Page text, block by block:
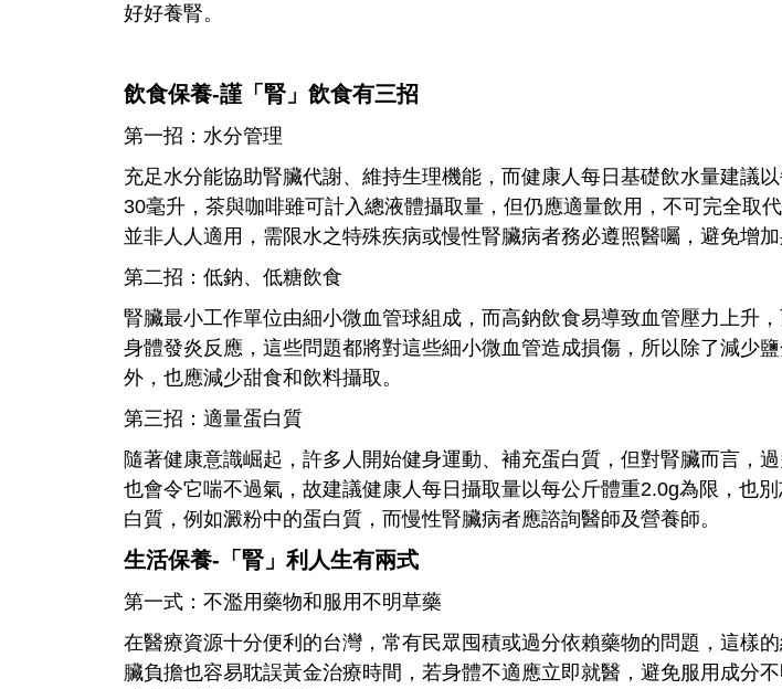
好好養腎。
飲食保養-謹「腎」飲食有三招
第一招：水分管理
充足水分能協助腎臟代謝、維持生理機能，而健康人每日基礎飲水量建議
30毫升，茶與咖啡雖可計入總液體攝取量，但仍應適量飲用，不可完全取
並非人人適用，需限水之特殊疾病或慢性腎臟病者務必遵照醫囑，避免增加
第二招：低鈉、低糖飲食
腎臟最小工作單位由細小微血管球組成，而高鈉飲食易導致血管壓力上升
身體發炎反應，這些問題都將對這些細小微血管造成損傷，所以除了減少
外，也應減少甜食和飲料攝取。
第三招：適量蛋白質
隨著健康意識崛起，許多人開始健身運動、補充蛋白質，但對腎臟而言，
也會令它喘不過氣，故建議健康人每日攝取量以每公斤體重2.0g為限，也
白質，例如澱粉中的蛋白質，而慢性腎臟病者應諮詢醫師及營養師。
生活保養-「腎」利人生有兩式
第一式：不濫用藥物和服用不明草藥
在醫療資源十分便利的台灣，常有民眾囤積或過分依賴藥物的問題，這樣
臟負擔也容易耽誤黃金治療時間，若身體不適應立即就醫，避免服用成分